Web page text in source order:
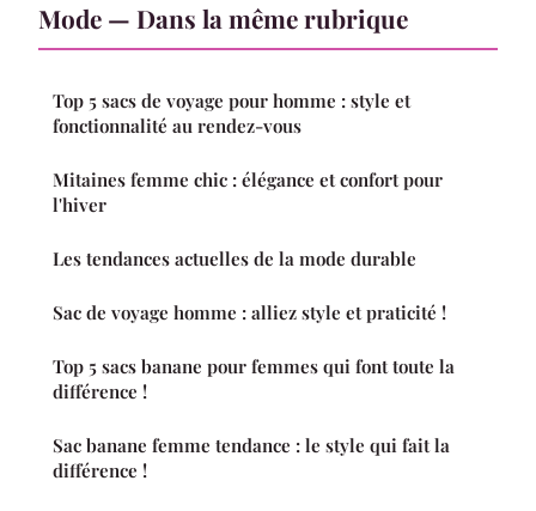
Mode — Dans la même rubrique
Top 5 sacs de voyage pour homme : style et
fonctionnalité au rendez-vous
Mitaines femme chic : élégance et confort pour
l'hiver
Les tendances actuelles de la mode durable
Sac de voyage homme : alliez style et praticité !
Top 5 sacs banane pour femmes qui font toute la
différence !
Sac banane femme tendance : le style qui fait la
différence !